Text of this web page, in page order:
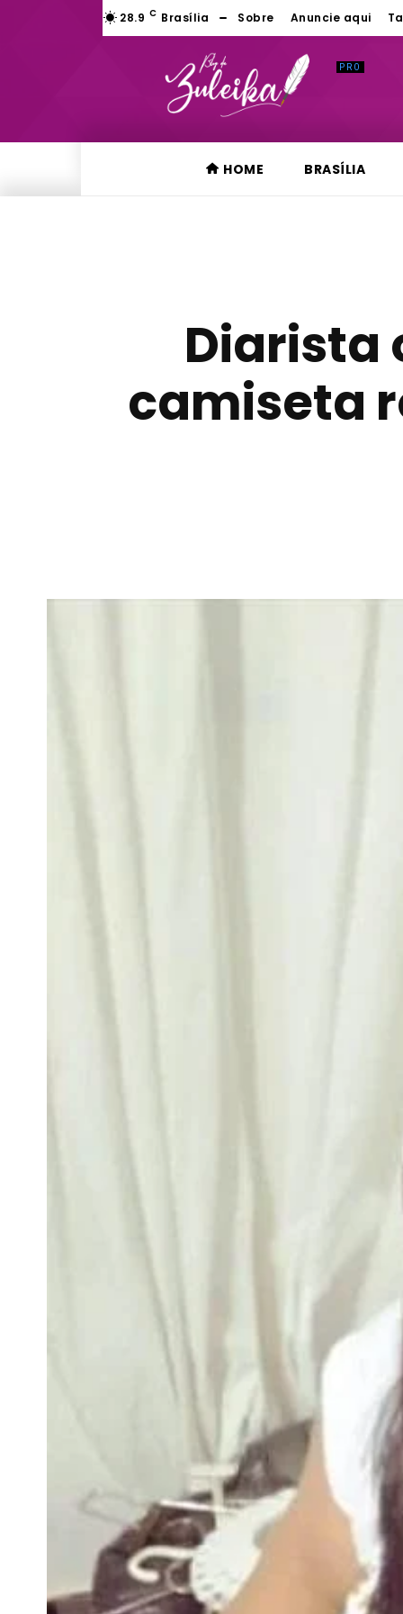
28.9 C Brasília Sobre Anuncie aqui
HOME BRASÍLIA
Diarista
camiseta